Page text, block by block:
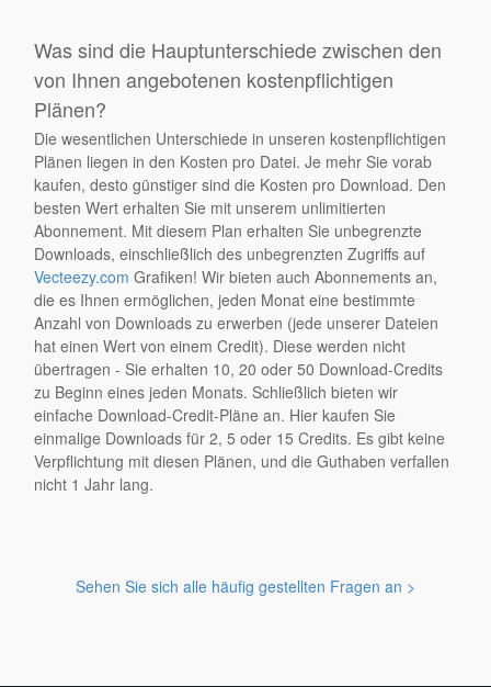
Was sind die Hauptunterschiede zwischen den
von Ihnen angebotenen kostenpflichtigen
Plänen?
Die wesentlichen Unterschiede in unseren kostenpflichtigen
Plänen liegen in den Kosten pro Datei. Je mehr Sie vorab
kaufen, desto günstiger sind die Kosten pro Download. Den
besten Wert erhalten Sie mit unserem unlimitierten
Abonnement. Mit diesem Plan erhalten Sie unbegrenzte
Downloads, einschließlich des unbegrenzten Zugriffs auf
Vecteezy.com Grafiken! Wir bieten auch Abonnements an,
die es Ihnen ermöglichen, jeden Monat eine bestimmte
Anzahl von Downloads zu erwerben (jede unserer Dateien
hat einen Wert von einem Credit). Diese werden nicht
übertragen - Sie erhalten 10, 20 oder 50 Download-Credits
zu Beginn eines jeden Monats. Schließlich bieten wir
einfache Download-Credit-Pläne an. Hier kaufen Sie
einmalige Downloads für 2, 5 oder 15 Credits. Es gibt keine
Verpflichtung mit diesen Plänen, und die Guthaben verfallen
nicht 1 Jahr lang.
Sehen Sie sich alle häufig gestellten Fragen an >